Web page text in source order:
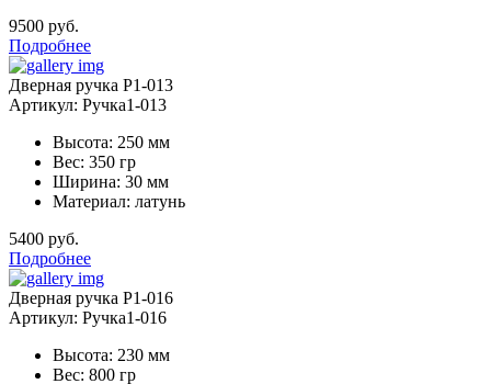
9500 руб.
Подробнее
Дверная ручка Р1-013
Артикул: Ручка1-013
Высота: 250 мм
Вес: 350 гр
Ширина: 30 мм
Материал: латунь
5400 руб.
Подробнее
Дверная ручка Р1-016
Артикул: Ручка1-016
Высота: 230 мм
Вес: 800 гр